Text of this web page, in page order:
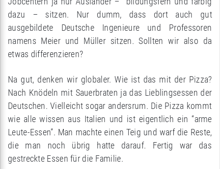
dazu – sitzen. Nur dumm, dass dort auch gut
ausgebildete Deutsche Ingenieure und Professoren
namens Meier und Müller sitzen. Sollten wir also da
etwas differenzieren?
Na gut, denken wir globaler. Wie ist das mit der Pizza?
Nach Knödeln mit Sauerbraten ja das Lieblingsessen der
Deutschen. Vielleicht sogar andersrum. Die Pizza kommt
wie alle wissen aus Italien und ist eigentlich ein “arme
Leute-Essen”. Man machte einen Teig und warf die Reste,
die man noch übrig hatte darauf. Fertig war das
gestreckte Essen für die Familie.